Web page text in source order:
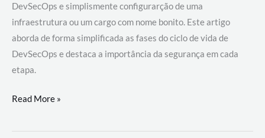
DevSecOps e simplismente configurarção de uma
infraestrutura ou um cargo com nome bonito. Este artigo
aborda de forma simplificada as fases do ciclo de vida de
DevSecOps e destaca a importância da segurança em cada
etapa.
DevSecOps
Prática:
Read More »